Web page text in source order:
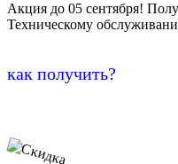
Акция до 05 сентября!
Техническому
как получить?